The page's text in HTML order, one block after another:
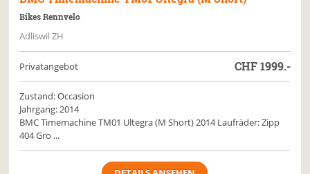
Bikes Rennvelo
Adliswil ZH
Privatangebot CHF1999.-
Zustand: Occasion
Jahrgang: 2014
BMC Timemachine TM01 Ultegra (M Short) 2014 Laufräder: Zipp
404 Gro ...